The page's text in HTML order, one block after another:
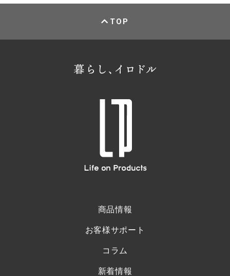
TOP
商品情報
お客様サポート
コラム
新着情報